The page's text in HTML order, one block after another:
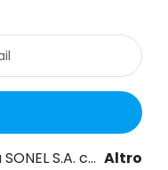
398 della legge del 12 luglio 2024 sul diritto delle comunicazioni elettroniche.
Altro